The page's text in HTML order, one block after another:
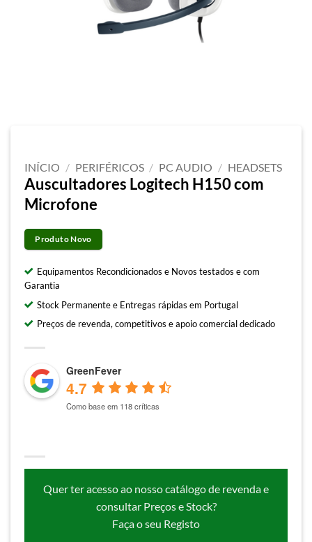
INÍCIO / PERIFÉRICOS / PC AUDIO / HEADSETS
Auscultadores Logitech H150 com
Microfone
Produto Novo
Equipamentos Recondicionados e Novos testados e com
Garantia
Stock Permanente e Entregas rápidas em Portugal
Preços de revenda, competitivos e apoio comercial dedicado
GreenFever
4.7
Como base em 118 críticas
Quer ter acesso ao nosso catálogo de revenda e
consultar Preços e Stock?
Faça o seu Registo